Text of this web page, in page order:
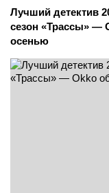
Лучший детектив
сезон «Трассы» —
осенью